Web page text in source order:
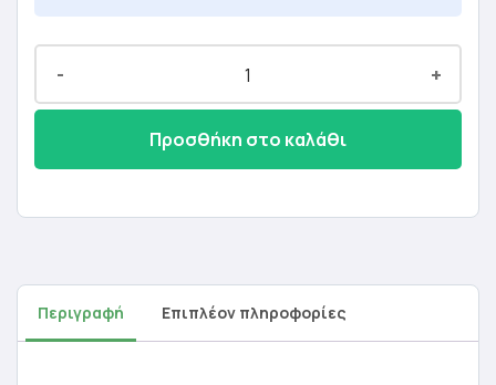
- +
Προσθήκη στο καλάθι
Περιγραφή Επιπλέον πληροφορίες